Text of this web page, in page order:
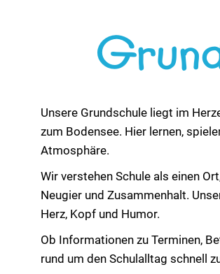
Unsere Grundschule liegt im
zum Bodensee. Hier lernen,
Atmosphäre.
Wir verstehen Schule als einen
Neugier und Zusammenhalt.
Herz, Kopf und Humor.
Ob Informationen zu Terminen,
rund um den Schulalltag schnell